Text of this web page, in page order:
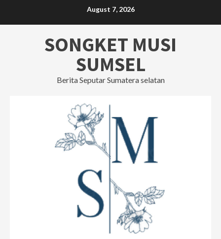
August 7, 2026
SONGKET MUSI
SUMSEL
Berita Seputar Sumatera selatan